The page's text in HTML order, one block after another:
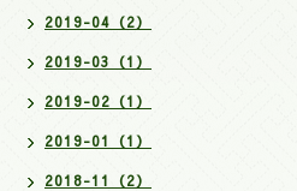
2019-04（2）
2019-03（1）
2019-02（1）
2019-01（1）
2018-11（2）